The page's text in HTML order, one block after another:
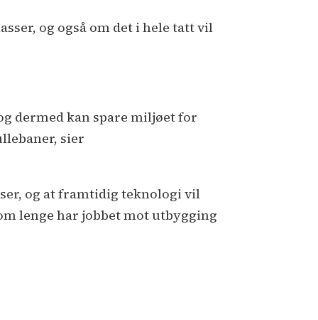
og også om det i hele tatt vil
dermed kan spare miljøet for
sier
og at framtidig teknologi vil
lenge har jobbet mot utbygging